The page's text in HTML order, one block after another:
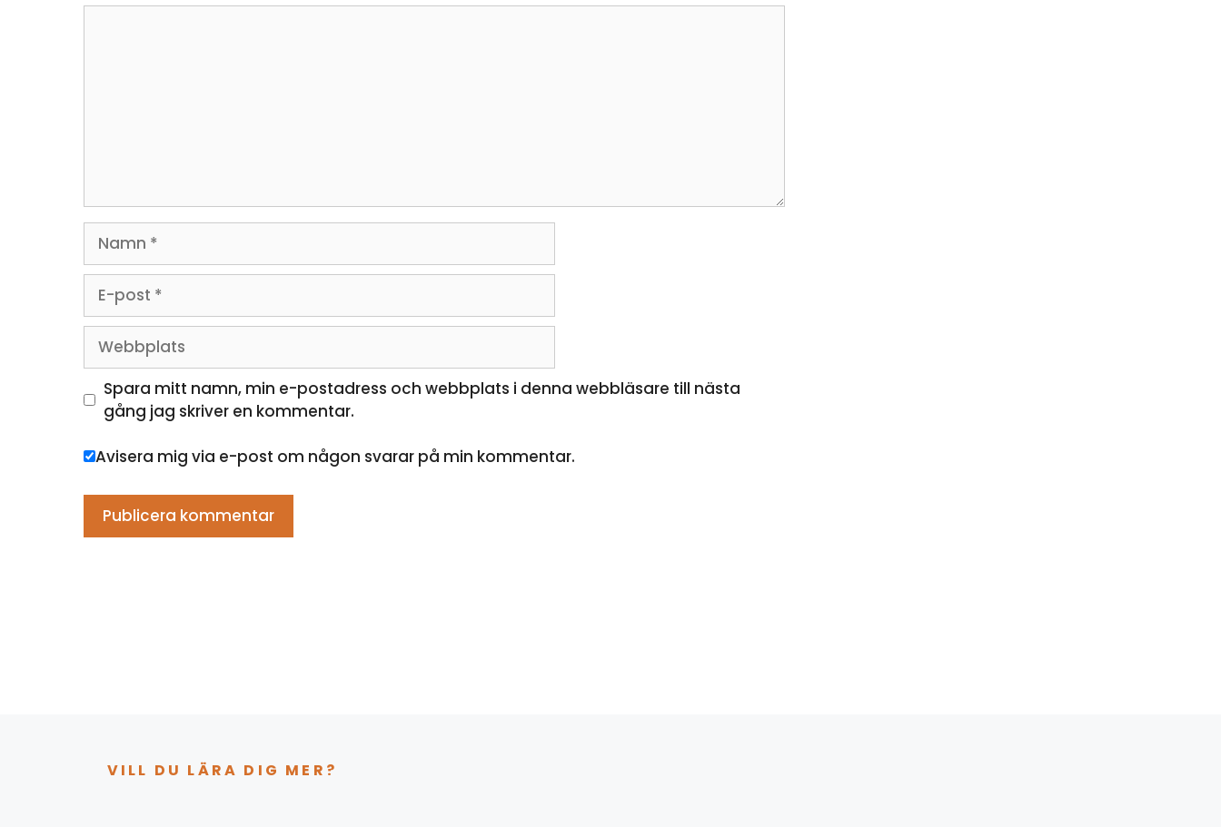
post
Webbplats
Spara mitt namn, min e-postadress och webbplats i denna webbläsare till nästa
gång jag skriver en kommentar.
Avisera mig via e-post om någon svarar på min kommentar.
VILL DU LÄRA DIG MER?